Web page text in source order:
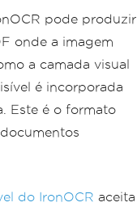
pode produzir
onde a imagem
a camada visual
é incorporada
Este é o formato
do IronOCR aceita